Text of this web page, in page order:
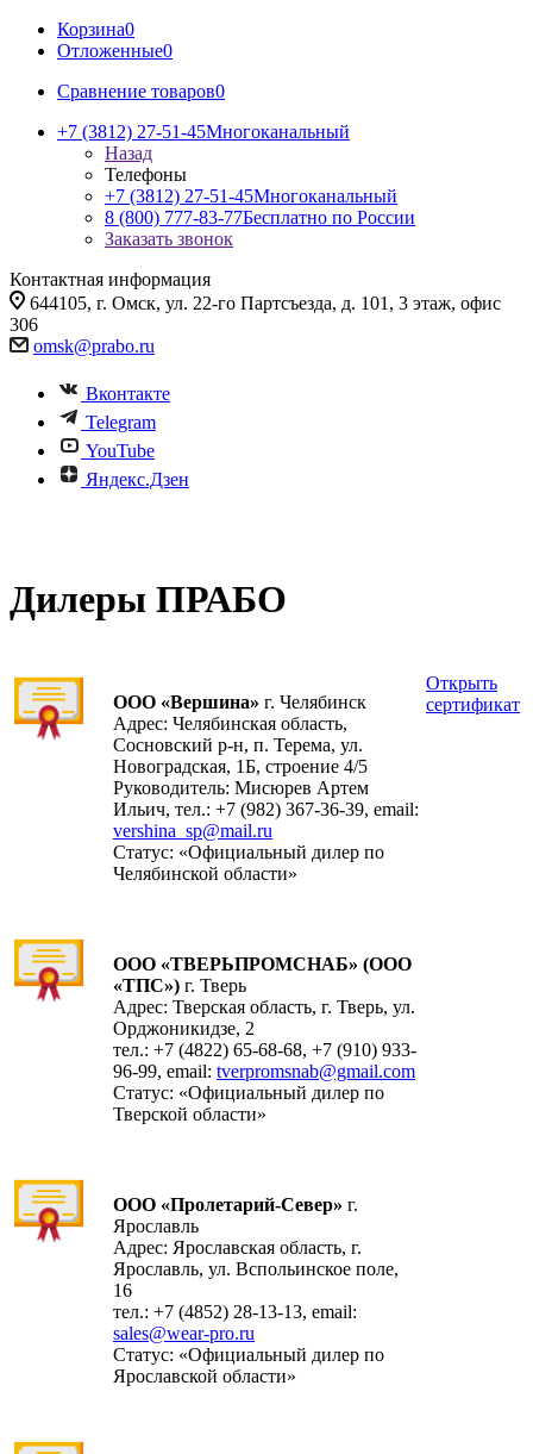
Корзина0
Отложенные0
Сравнение товаров0
+7 (3812) 27-51-45Многоканальный
Назад
Телефоны
+7 (3812) 27-51-45Многоканальный
8 (800) 777-83-77Бесплатно по России
Заказать звонок
Контактная информация
644105, г. Омск, ул. 22-го Партсъезда, д. 101, 3 этаж, офис
306
omsk@prabo.ru
Вконтакте
Telegram
YouTube
Яндекс.Дзен
Дилеры ПРАБО
ООО «Вершина» г. Челябинск
Адрес: Челябинская область,
Сосновcкий р-н, п. Терема, ул.
Новоградская, 1Б, строение 4/5
Руководитель: Мисюрев Артем
Ильич, тел.: +7 (982) 367-36-39, email:
vershina_sp@mail.ru
Cтатус: «Официальный дилер по
Челябинской области»
Открыть
сертификат
ООО «ТВЕРЬПРОМСНАБ» (ООО
«ТПС») г. Тверь
Адрес: Тверская область, г. Тверь, ул.
Орджоникидзе, 2
тел.: +7 (4822) 65-68-68, +7 (910) 933-
96-99, email: tverpromsnab@gmail.com
Cтатус: «Официальный дилер по
Тверской области»
ООО «Пролетарий-Север» г.
Ярославль
Адрес: Ярославская область, г.
Ярославль, ул. Вспольинское поле,
16
тел.: +7 (4852) 28-13-13, email:
sales@wear-pro.ru
Cтатус: «Официальный дилер по
Ярославской области»